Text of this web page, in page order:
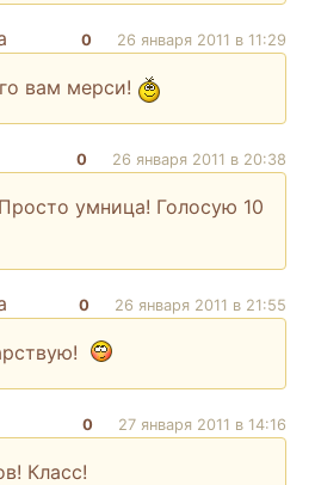
0 26 января 2011 в 11:29
вам мерси!
0 26 января 2011 в 20:38
умница! Голосую 10
0 26 января 2011 в 21:55
0 27 января 2011 в 14:16
Класс!